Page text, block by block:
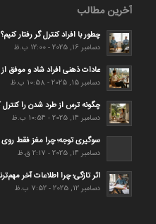
آخرین مطالب
چطور با افراد کنترل گر رفتار کنیم؟
دسامبر 16, 2025 - 12:00 ب.ظ
عادات ذهنی افراد شاد و موفق
دسامبر 15, 2025 - 10:58 ب.ظ
چگونه ترس از طرد شدن را کنترل
دسامبر 14, 2025 - 10:54 ب.ظ
سوگیری توجه؛ چرا مغز فقط
دسامبر 14, 2025 - 2:17 ق.ظ
اثر تازگی؛ چرا اطلاعات آخر
دسامبر 12, 2025 - 7:52 ب.ظ